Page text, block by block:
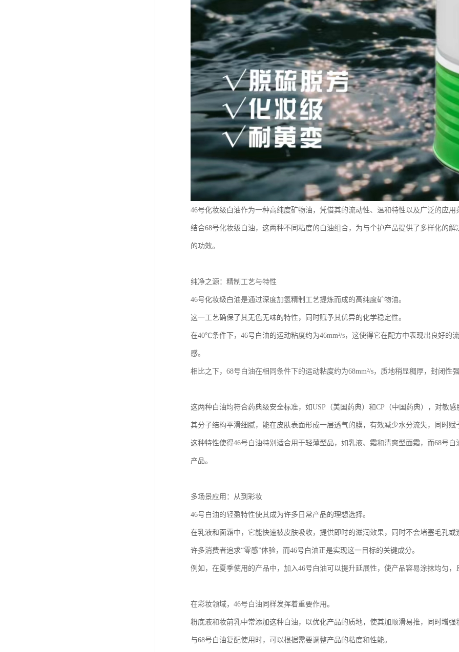
46号化妆级白油作为一种高纯度矿物油，凭借其的流动性、温和特性以及广泛的应用
结合68号化妆级白油，这两种不同粘度的白油组合，为与个护产品提供了多样化的
的功效。
纯净之源：精制工艺与特性
46号化妆级白油是通过深度加氢精制工艺提炼而成的高纯度矿物油。
这一工艺确保了其无色无味的特性，同时赋予其优异的化学稳定性。
在40℃条件下，46号白油的运动粘度约为46mm²/s，这使得它在配方中表现出良好的
感。
相比之下，68号白油在相同条件下的运动粘度约为68mm²/s，质地稍显稠厚，封闭性
这两种白油均符合药典级安全标准，如USP（美国药典）和CP（中国药典），对敏感
其分子结构平滑细腻，能在皮肤表面形成一层透气的膜，有效减少水分流失，同时赋
这种特性使得46号白油特别适合用于轻薄型品，如乳液、霜和清爽型面霜，而68号
产品。
多场景应用：从到彩妆
46号白油的轻盈特性使其成为许多日常产品的理想选择。
在乳液和面霜中，它能快速被皮肤吸收，提供即时的滋润效果，同时不会堵塞毛孔或
许多消费者追求“零感”体验，而46号白油正是实现这一目标的关键成分。
例如，在夏季使用的产品中，加入46号白油可以提升延展性，使产品容易涂抹均匀，
在彩妆领域，46号白油同样发挥着重要作用。
粉底液和妆前乳中常添加这种白油，以优化产品的质地，使其加顺滑易推，同时增强
与68号白油复配使用时，可以根据需要调整产品的粘度和性能。